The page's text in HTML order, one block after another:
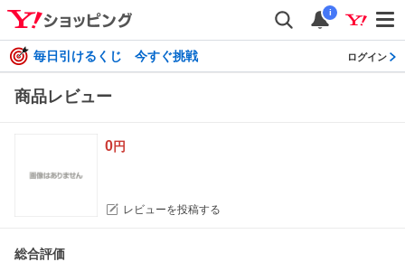
i
毎日引けるくじ 今すぐ挑戦 ログイン
商品レビュー
0円
レビューを投稿する
総合評価